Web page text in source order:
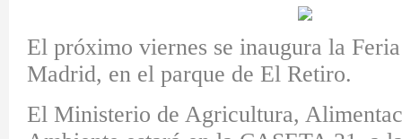
El próximo viernes se inaugura la Feria
Madrid, en el parque de El Retiro.
El Ministerio de Agricultura,